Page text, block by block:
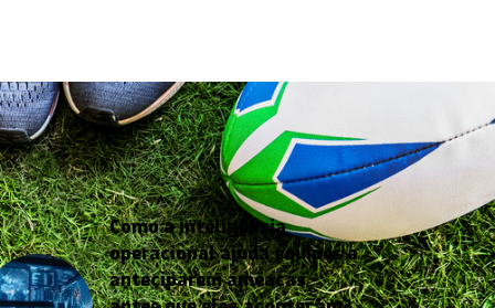
Como a inteligência
operacional ajuda equipes a
anteciparem ameaças